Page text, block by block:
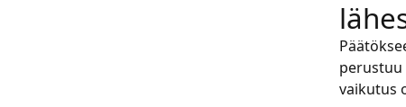
perustuu
vaikutus